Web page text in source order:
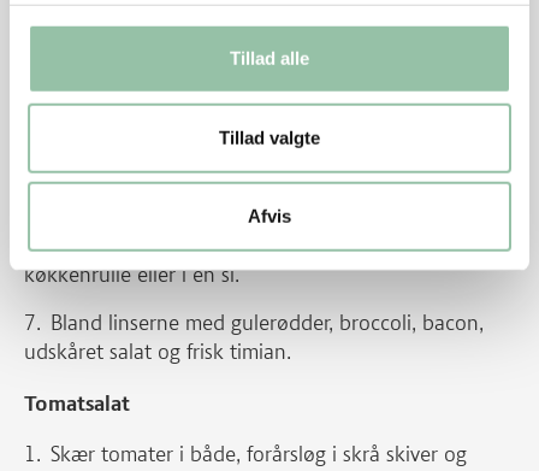
Tillad alle
Tillad valgte
Afvis
Kog gulerødder i små tern og broccoli i små
Køl dem hurtigt af i koldt vand og kom dem i en si,
Steg baconen sprød og lad den dryppe af på
køkkenrulle eller i en si.
Bland linserne med gulerødder, broccoli, bacon,
udskåret salat og frisk timian.
Tomatsalat
Skær tomater i både, forårsløg i skrå skiver og